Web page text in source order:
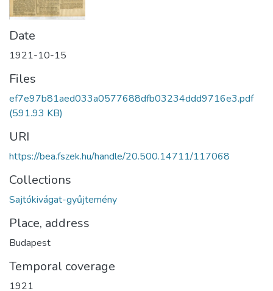
Date
1921-10-15
Files
ef7e97b81aed033a0577688dfb03234ddd9716e3.pdf
(591.93 KB)
URI
https://bea.fszek.hu/handle/20.500.14711/117068
Collections
Sajtókivágat-gyűjtemény
Place, address
Budapest
Temporal coverage
1921